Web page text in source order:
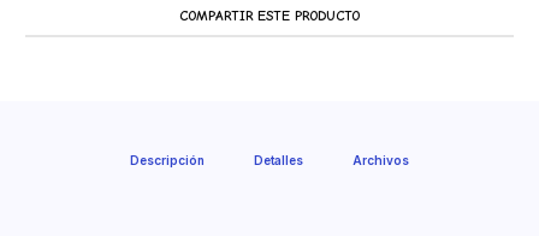
COMPARTIR ESTE PRODUCTO
Descripción Detalles Archivos